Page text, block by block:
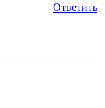
Ответить